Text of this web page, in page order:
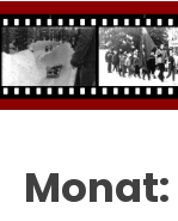
Monat: